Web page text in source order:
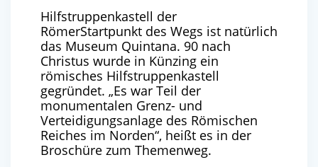
Hilfstruppenkastell der
RömerStartpunkt des Wegs ist natürlich
das Museum Quintana. 90 nach
Christus wurde in Künzing ein
römisches Hilfstruppenkastell
gegründet. „Es war Teil der
monumentalen Grenz- und
Verteidigungsanlage des Römischen
Reiches im Norden“, heißt es in der
Broschüre zum Themenweg.